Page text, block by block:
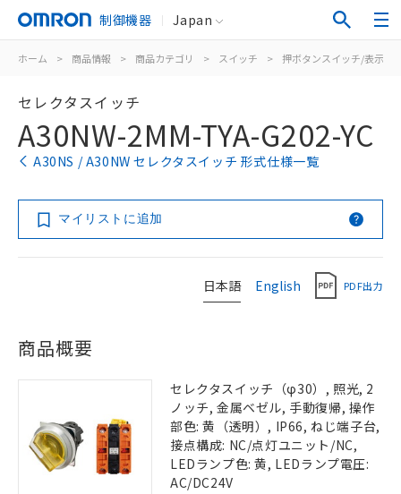
制御機器 Japan
ホーム > 商品情報 > 商品カテゴリ > スイッチ > 押ボタンスイッチ/表示灯
セレクタスイッチ
A30NW-2MM-TYA-G202-YC
A30NS / A30NW セレクタスイッチ 形式仕様一覧
マイリストに追加
日本語 English PDF出力
商品概要
セレクタスイッチ（φ30）, 照光, 2
ノッチ, 金属ベゼル, 手動復帰, 操作
部色: 黄（透明）, IP66, ねじ端子台,
接点構成: NC/点灯ユニット/NC,
LEDランプ色: 黄, LEDランプ電圧:
AC/DC24V